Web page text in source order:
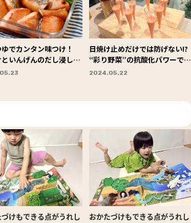
でカンタン味つけ！
といんげんのだし浸し」
作り置き
日焼け止めだけでは防げない!?
“彩り野菜”の抗酸化パワーで、
紫外線から肌を守ろう♪
2024.05.22
けもできる点がうれし
おかたづけもできる点がうれし